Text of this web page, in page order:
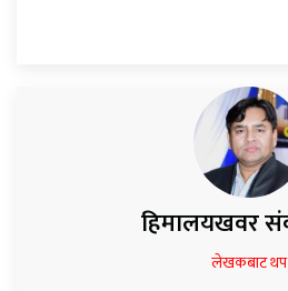
हिमालयखवर
लेखकबाट थप